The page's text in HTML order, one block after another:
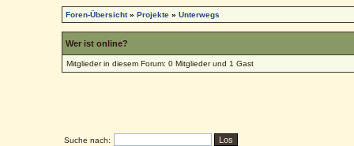
Foren-Übersicht»Projekte »Unterwegs
Wer ist online?
Mitglieder in diesem Forum: 0 Mitglieder und 1 Gast
Suche nach: